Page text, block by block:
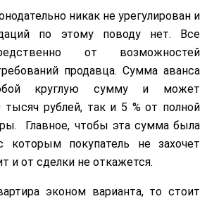
никак не урегулирован и
по этому поводу нет. Все
от возможностей
продавца. Сумма аванса
круглую сумму и может
тысяч рублей, так и 5 % от полной
Главное, чтобы эта сумма была
которым покупатель не захочет
и от сделки не откажется.
эконом варианта, то стоит